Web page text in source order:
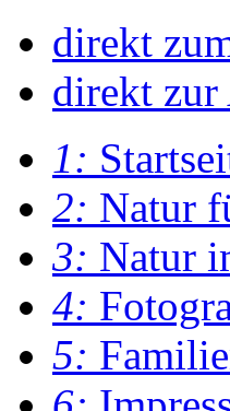
direkt
direkt zur
1:
2: Natur
3: Natur
4:
5: